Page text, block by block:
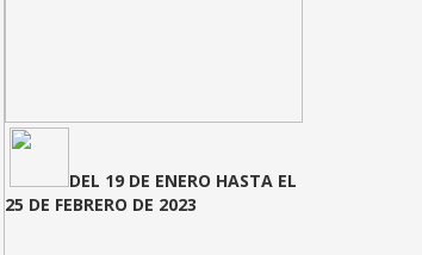
DEL 19 DE ENERO HASTA EL
25 DE FEBRERO DE 2023